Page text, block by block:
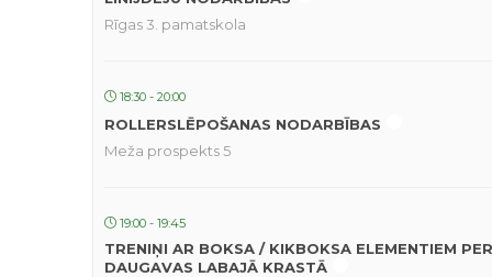
Rīgas 3. pamatskola
18:30 - 20:00
ROLLERSLĒPOŠANAS NODARBĪBAS
Meža prospekts 5
19:00 - 19:45
TRENIŅI AR BOKSA / KIKBOKSA ELEMENTIEM
DAUGAVAS LABAJĀ KRASTĀ